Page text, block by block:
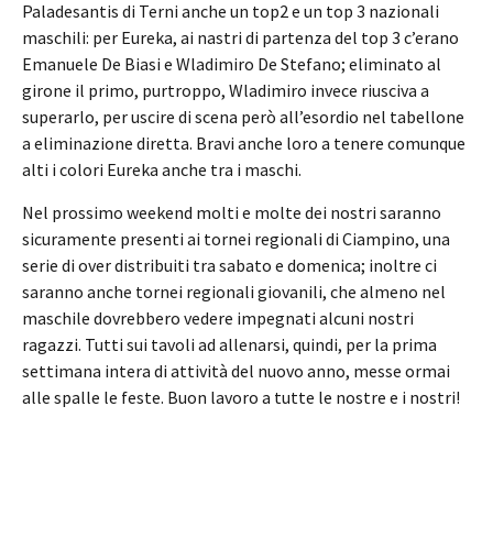
Paladesantis di Terni anche un top2 e un top 3 nazionali
maschili: per Eureka, ai nastri di partenza del top 3 c’erano
Emanuele De Biasi e Wladimiro De Stefano; eliminato al
girone il primo, purtroppo, Wladimiro invece riusciva a
superarlo, per uscire di scena però all’esordio nel tabellone
a eliminazione diretta. Bravi anche loro a tenere comunque
alti i colori Eureka anche tra i maschi.
Nel prossimo weekend molti e molte dei nostri saranno
sicuramente presenti ai tornei regionali di Ciampino, una
serie di over distribuiti tra sabato e domenica; inoltre ci
saranno anche tornei regionali giovanili, che almeno nel
maschile dovrebbero vedere impegnati alcuni nostri
ragazzi. Tutti sui tavoli ad allenarsi, quindi, per la prima
settimana intera di attività del nuovo anno, messe ormai
alle spalle le feste. Buon lavoro a tutte le nostre e i nostri!